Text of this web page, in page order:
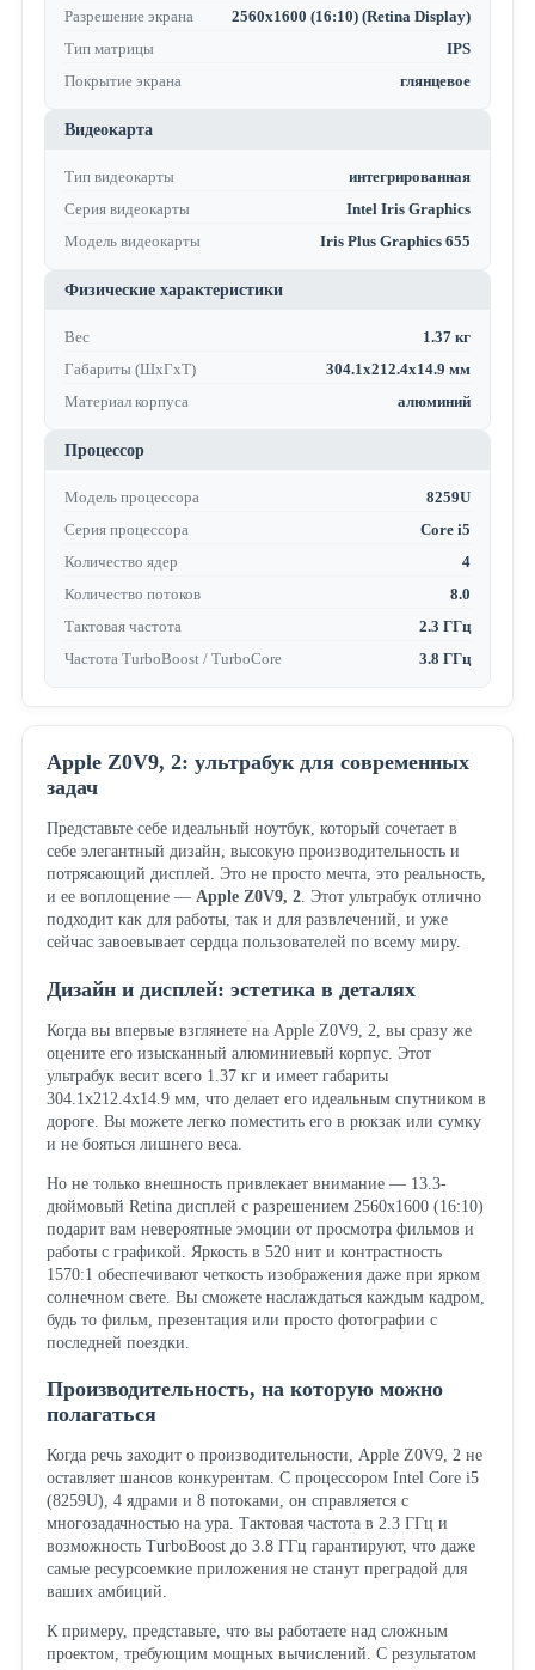
Разрешение экрана
2560x1600 (16:10) (Retina Display)
Тип матрицы
IPS
Покрытие экрана
глянцевое
Видеокарта
Тип видеокарты
интегрированная
Серия видеокарты
Intel Iris Graphics
Модель видеокарты
Iris Plus Graphics 655
Физические характеристики
Вес
1.37 кг
Габариты (ШхГхТ)
304.1x212.4x14.9 мм
Материал корпуса
алюминий
Процессор
Модель процессора
8259U
Серия процессора
Core i5
Количество ядер
4
Количество потоков
8.0
Тактовая частота
2.3 ГГц
Частота TurboBoost / TurboCore
3.8 ГГц
Apple Z0V9, 2: ультрабук для современных
задач
Представьте себе идеальный ноутбук, который сочетает в
себе элегантный дизайн, высокую производительность и
потрясающий дисплей. Это не просто мечта, это реальность,
и ее воплощение — Apple Z0V9, 2. Этот ультрабук отлично
подходит как для работы, так и для развлечений, и уже
сейчас завоевывает сердца пользователей по всему миру.
Дизайн и дисплей: эстетика в деталях
Когда вы впервые взглянете на Apple Z0V9, 2, вы сразу же
оцените его изысканный алюминиевый корпус. Этот
ультрабук весит всего 1.37 кг и имеет габариты
304.1x212.4x14.9 мм, что делает его идеальным спутником в
дороге. Вы можете легко поместить его в рюкзак или сумку
и не бояться лишнего веса.
Но не только внешность привлекает внимание — 13.3-
дюймовый Retina дисплей с разрешением 2560x1600 (16:10)
подарит вам невероятные эмоции от просмотра фильмов и
работы с графикой. Яркость в 520 нит и контрастность
1570:1 обеспечивают четкость изображения даже при ярком
солнечном свете. Вы сможете наслаждаться каждым кадром,
будь то фильм, презентация или просто фотографии с
последней поездки.
Производительность, на которую можно
полагаться
Когда речь заходит о производительности, Apple Z0V9, 2 не
оставляет шансов конкурентам. С процессором Intel Core i5
(8259U), 4 ядрами и 8 потоками, он справляется с
многозадачностью на ура. Тактовая частота в 2.3 ГГц и
возможность TurboBoost до 3.8 ГГц гарантируют, что даже
самые ресурсоемкие приложения не станут преградой для
ваших амбиций.
К примеру, представьте, что вы работаете над сложным
проектом, требующим мощных вычислений. С результатом